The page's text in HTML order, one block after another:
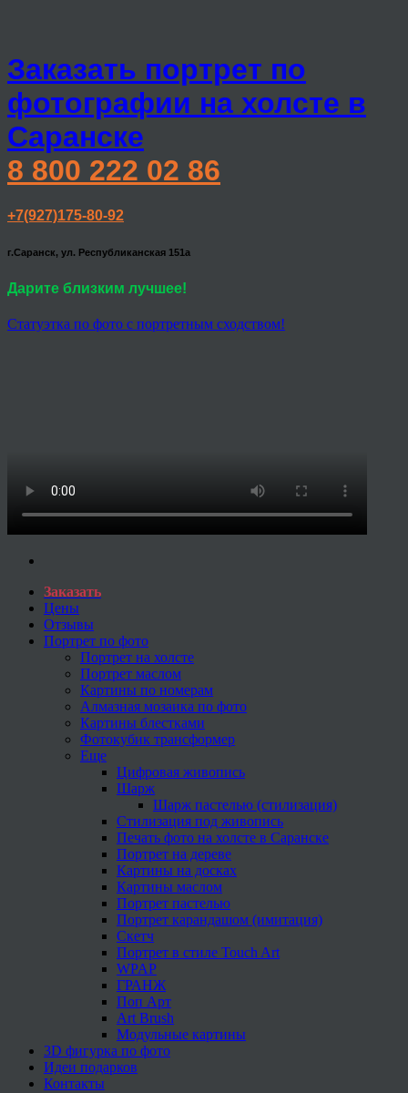
Заказать портрет по
фотографии на холсте в
Саранске
8 800 222 02 86
+7(927)175-80-92
г.Саранск, ул. Республиканская 151а
Дарите близким лучшее!
Статуэтка по фото с портретным сходством!
Заказать
Цены
Отзывы
Портрет по фото
Портрет на холсте
Портрет маслом
Картины по номерам
Алмазная мозаика по фото
Картины блестками
Фотокубик трансформер
Еще
Цифровая живопись
Шарж
Шарж пастелью (стилизация)
Стилизация под живопись
Печать фото на холсте в Саранске
Портрет на дереве
Картины на досках
Картины маслом
Портрет пастелью
Портрет карандашом (имитация)
Скетч
Портрет в стиле Touch Art
WPAP
ГРАНЖ
Поп Арт
Art Brush
Модульные картины
3D фигурка по фото
Идеи подарков
Контакты